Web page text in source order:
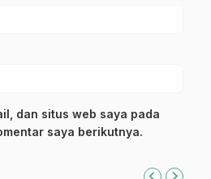
dan situs web saya pada
saya berikutnya.